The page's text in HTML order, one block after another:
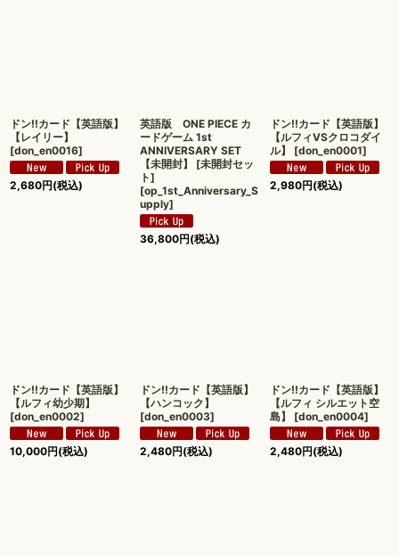
ドン!!カード【英語版】
【レイリー】
[don_en0016]
2,680円(税込)
英語版 ONE PIECE カ
ードゲーム 1st
ANNIVERSARY SET
【未開封】 [未開封セッ
ト]
[op_1st_Anniversary_S
upply]
36,800円(税込)
ドン!!カード【英語版】
【ルフィVSクロコダイ
ル】
[don_en0001]
2,980円(税込)
ドン!!カード【英語版】
【ルフィ幼少期】
[don_en0002]
10,000円(税込)
ドン!!カード【英語版】
【ハンコック】
[don_en0003]
2,480円(税込)
ドン!!カード【英語版】
【ルフィ シルエット空
島】
[don_en0004]
2,480円(税込)